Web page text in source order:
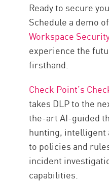
Ready to secure
Schedule a demo of
Workspace
experience the
firsthand.
Check Point’s
takes DLP to the
the-art AI-guided
hunting, intelligent
to policies and
incident
capabilities.